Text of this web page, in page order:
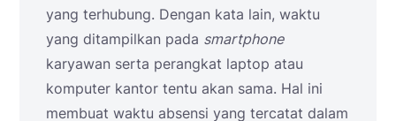
yang terhubung. Dengan kata lain, waktu
yang ditampilkan pada smartphone
karyawan serta perangkat laptop atau
komputer kantor tentu akan sama. Hal ini
membuat waktu absensi yang tercatat dalam